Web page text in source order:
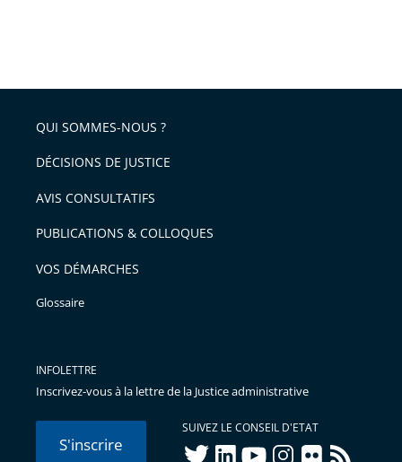
QUI SOMMES-NOUS ?
DÉCISIONS DE JUSTICE
AVIS CONSULTATIFS
PUBLICATIONS & COLLOQUES
VOS DÉMARCHES
Glossaire
INFOLETTRE
Inscrivez-vous à la lettre de la Justice administrative
S'inscrire
SUIVEZ LE CONSEIL D'ETAT
twitterlinkedInyoutubeinstagram
flickr rss